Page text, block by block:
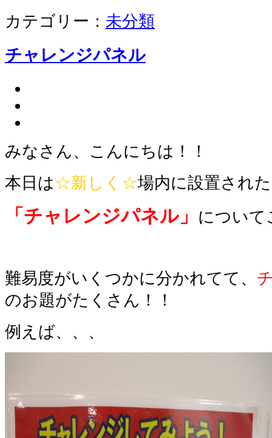
カテゴリー： 未分類
チャレンジパネル
みなさん、こんにちは！！
本日は☆新しく☆場内に設置され
「チャレンジパネル」 につい
難易度がいくつかに分かれてて、
のお題がたくさん！！
例えば、、、